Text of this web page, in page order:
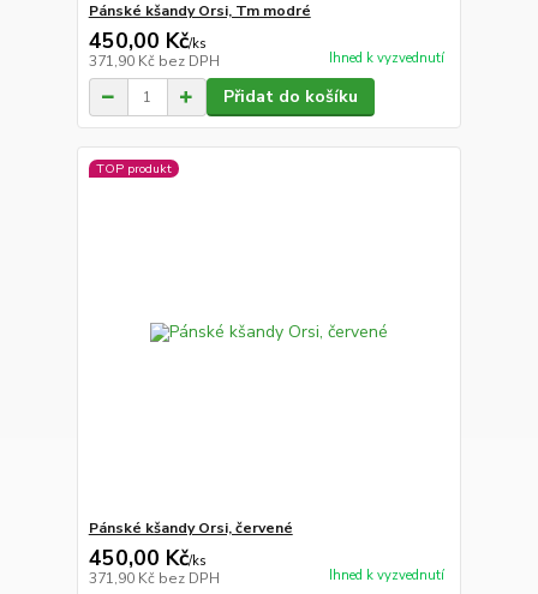
Pánské kšandy Orsi, Tm modré
450,00 Kč/ks
371,90 Kč bez DPH Ihned k vyzvednutí
Přidat do košíku
TOP produkt
Pánské kšandy Orsi, červené
450,00 Kč/ks
371,90 Kč bez DPH Ihned k vyzvednutí